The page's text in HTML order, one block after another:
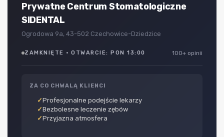
Prywatne Centrum Stomatologiczne
SIDENTAL
Ogrodowa 9a, 43-502 Czechowice-Dziedzice
ZAMKNIĘTE · OTWARCIE: PON 13:00 100+ opinii
ZA CO CHWALĄ KLIENCI
Profesjonalne podejście lekarzy
Bezbolesne leczenie zębów
Przyjazna atmosfera